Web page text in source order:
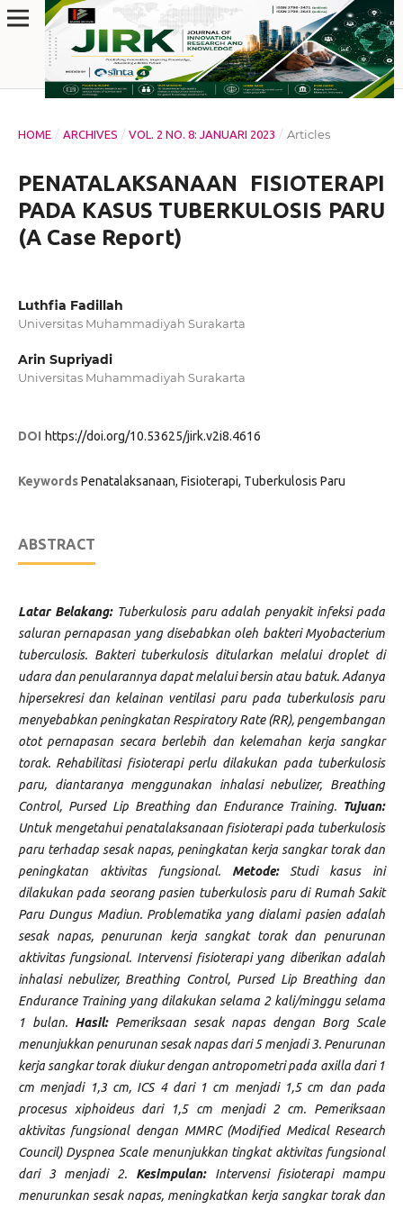
HOME / ARCHIVES / VOL. 2 NO. 8: JANUARI 2023 / Articles
PENATALAKSANAAN FISIOTERAPI
PADA KASUS TUBERKULOSIS PARU
(A Case Report)
Luthfia Fadillah
Universitas Muhammadiyah Surakarta
Arin Supriyadi
Universitas Muhammadiyah Surakarta
DOI https://doi.org/10.53625/jirk.v2i8.4616
KeywordsPenatalaksanaan, Fisioterapi, Tuberkulosis Paru
ABSTRACT
Latar Belakang: Tuberkulosis paru adalah penyakit infeksi pada
saluran pernapasan yang disebabkan oleh bakteri Myobacterium
tuberculosis. Bakteri tuberkulosis ditularkan melalui droplet di
udara dan penularannya dapat melalui bersin atau batuk. Adanya
hipersekresi dan kelainan ventilasi paru pada tuberkulosis paru
menyebabkan peningkatan Respiratory Rate (RR), pengembangan
otot pernapasan secara berlebih dan kelemahan kerja sangkar
torak. Rehabilitasi fisioterapi perlu dilakukan pada tuberkulosis
paru, diantaranya menggunakan inhalasi nebulizer, Breathing
Control, Pursed Lip Breathing dan Endurance Training. Tujuan:
Untuk mengetahui penatalaksanaan fisioterapi pada tuberkulosis
paru terhadap sesak napas, peningkatan kerja sangkar torak dan
peningkatan aktivitas fungsional. Metode: Studi kasus ini
dilakukan pada seorang pasien tuberkulosis paru di Rumah Sakit
Paru Dungus Madiun. Problematika yang dialami pasien adalah
sesak napas, penurunan kerja sangkat torak dan penurunan
aktivitas fungsional. Intervensi fisioterapi yang diberikan adalah
inhalasi nebulizer, Breathing Control, Pursed Lip Breathing dan
Endurance Training yang dilakukan selama 2 kali/minggu selama
1 bulan. Hasil: Pemeriksaan sesak napas dengan Borg Scale
menunjukkan penurunan sesak napas dari 5 menjadi 3. Penurunan
kerja sangkar torak diukur dengan antropometri pada axilla dari 1
cm menjadi 1,3 cm, ICS 4 dari 1 cm menjadi 1,5 cm dan pada
procesus xiphoideus dari 1,5 cm menjadi 2 cm. Pemeriksaan
aktivitas fungsional dengan MMRC (Modified Medical Research
Council) Dyspnea Scale menunjukkan tingkat aktivitas fungsional
dari 3 menjadi 2. Kesimpulan: Intervensi fisioterapi mampu
menurunkan sesak napas, meningkatkan kerja sangkar torak dan